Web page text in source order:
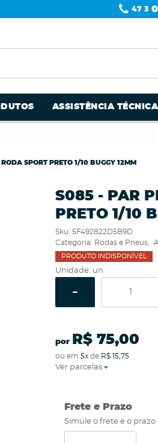
47 3
ASSISTÊNCIA TÉCNICA
SPORT PRETO 1/10 BUGGY 12MM
S085 - PAR
PRETO 1/10
Sku: 5F492822D5B9D
Categoria: Rodas e Pneus
PRODUTO INDISPONÍVEL
Unidade: un
por R$ 75,00
ou em 5xde R$ 15,75
Ver parcelas
Frete e Prazo
Simule o frete e o